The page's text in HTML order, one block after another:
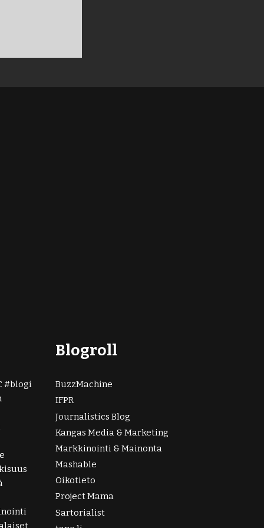
blogi
Blogroll
BuzzMachine
IFPR
Journalistics Blog
Kangas Media & Marketing
Markkinointi & Mainonta
Mashable
Oikotieto
Project Mama
Sartorialist